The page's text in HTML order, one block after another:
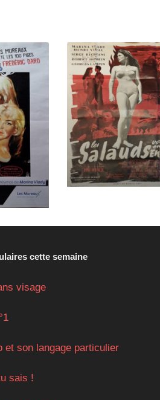
cette semaine
visage
et son langage particulier
sais !